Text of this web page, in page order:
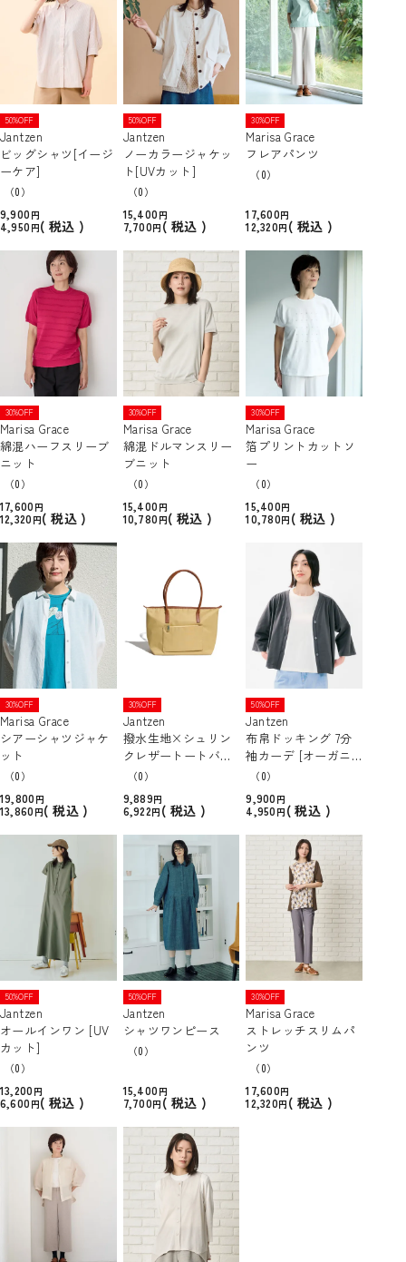
50%OFF
Jantzen
ビッグシャツ[イージ
ーケア]
（0）
9,900
4,950
税込
50%OFF
Jantzen
ノーカラージャケッ
ト[UVカット]
（0）
15,400
7,700
税込
30%OFF
Marisa Grace
フレアパンツ
（0）
17,600
12,320
税込
30%OFF
Marisa Grace
綿混ハーフスリーブ
ニット
（0）
17,600
12,320
税込
30%OFF
Marisa Grace
綿混ドルマンスリー
ブニット
（0）
15,400
10,780
税込
30%OFF
Marisa Grace
箔プリントカットソ
ー
（0）
15,400
10,780
税込
30%OFF
Marisa Grace
シアーシャツジャケ
ット
（0）
19,800
13,860
税込
30%OFF
Jantzen
撥水生地×シュリン
クレザートートバッ
グ（0）
9,889
6,922
税込
50%OFF
Jantzen
布帛ドッキング 7分
袖カーデ [オーガニ
ックコットン]
（0）
9,900
4,950
税込
50%OFF
Jantzen
オールインワン [UV
カット]
（0）
13,200
6,600
税込
50%OFF
Jantzen
シャツワンピース
（0）
15,400
7,700
税込
30%OFF
Marisa Grace
ストレッチスリムパ
ンツ
（0）
17,600
12,320
税込